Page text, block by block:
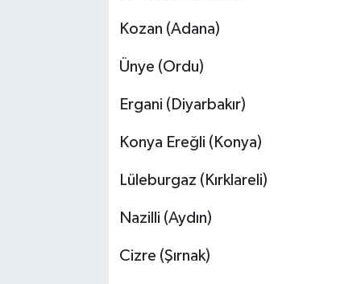
Kozan (Adana)
Ünye (Ordu)
Ergani (Diyarbakır)
Konya Ereğli (Konya)
Lüleburgaz (Kırklareli)
Nazilli (Aydın)
Cizre (Şırnak)